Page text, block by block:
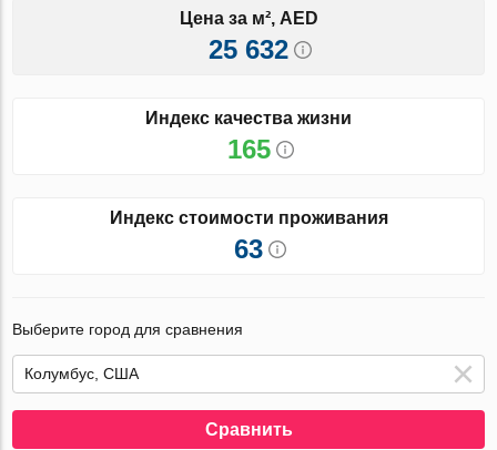
Цена за м², AED
25 632
Индекс качества жизни
165
Индекс стоимости проживания
63
Выберите город для сравнения
Сравнить